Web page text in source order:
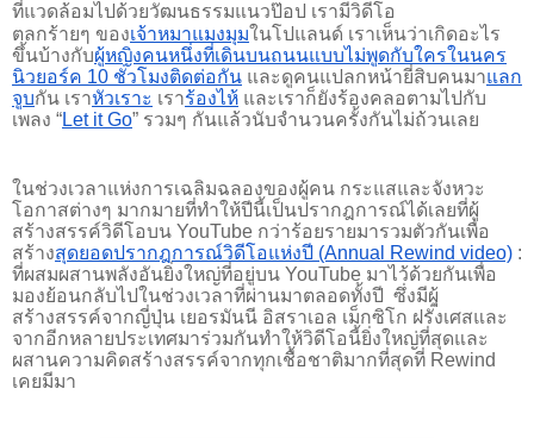
ที่แวดล้อมไปด้วยวัฒนธรรมแนวป๊อป เรามีวิดีโอ
ตลกร้ายๆ ของเจ้าหมาแมงมุมในโปแลนด์ เราเห็นว่าเกิดอะไร
ขึ้นบ้างกับผู้หญิงคนหนึ่งที่เดินบนถนนแบบไม่พูดกับใครในนคร
นิวยอร์ค 10 ชั่วโมงติดต่อกัน และดูคนแปลกหน้ายี่สิบคนมาแลก
จูบกัน เราหัวเราะ เราร้องไห้ และเราก็ยังร้องคลอตามไปกับ
เพลง “Let it Go” รวมๆ กันแล้วนับจำนวนครั้งกันไม่ถ้วนเลย
ในช่วงเวลาแห่งการเฉลิมฉลองของผู้คน กระแสและจังหวะ
โอกาสต่างๆ มากมายที่ทำให้ปีนี้เป็นปรากฎการณ์ได้เลยที่ผู้
สร้างสรรค์วิดีโอบน YouTube กว่าร้อยรายมารวมตัวกันเพื่อ
สร้างสุุดยอดปรากฎการณ์วิดีโอแห่งปี (Annual Rewind video) :
ที่ผสมผสานพลังอันยิ่งใหญ่ที่อยู่บน YouTube มาไว้ด้วยกันเพื่อ
มองย้อนกลับไปในช่วงเวลาที่ผ่านมาตลอดทั้งปี  ซึ่งมีผุู้
สร้างสรรค์จากญี่ปุ่น เยอรมันนี อิสราเอล เม็กซิโก ฝรั่งเศสและ
จากอีกหลายประเทศมาร่วมกันทำให้วิดีโอนี้ยิ่งใหญ่ที่สุดและ
ผสานความคิดสร้างสรรค์จากทุกเชื้อชาติมากที่สุดที่ Rewind
เคยมีมา